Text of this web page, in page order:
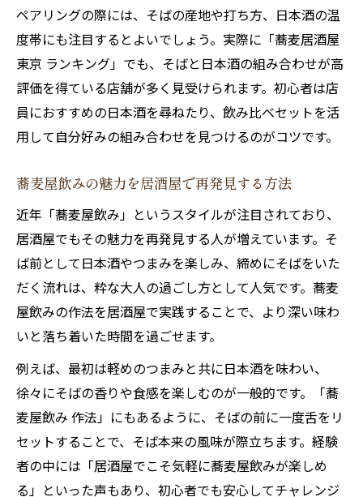
日本そば好きが語る居酒屋飲みの魅力
ペアリングの際には、そばの産地や打ち方、日本酒の温
度帯にも注目するとよいでしょう。実際に「蕎麦居酒屋
東京 ランキング」でも、そばと日本酒の組み合わせが高
評価を得ている店舗が多く見受けられます。初心者は店
員におすすめの日本酒を尋ねたり、飲み比べセットを活
用して自分好みの組み合わせを見つけるのがコツです。
蕎麦屋飲みの魅力を居酒屋で再発見する方法
近年「蕎麦屋飲み」というスタイルが注目されており、
居酒屋でもその魅力を再発見する人が増えています。そ
ば前として日本酒やつまみを楽しみ、締めにそばをいた
だく流れは、粋な大人の過ごし方として人気です。蕎麦
屋飲みの作法を居酒屋で実践することで、より深い味わ
いと落ち着いた時間を過ごせます。
例えば、最初は軽めのつまみと共に日本酒を味わい、
徐々にそばの香りや食感を楽しむのが一般的です。「蕎
麦屋飲み 作法」にもあるように、そばの前に一度舌をリ
セットすることで、そば本来の風味が際立ちます。経験
者の中には「居酒屋でこそ気軽に蕎麦屋飲みが楽しめ
る」といった声もあり、初心者でも安心してチャレンジ